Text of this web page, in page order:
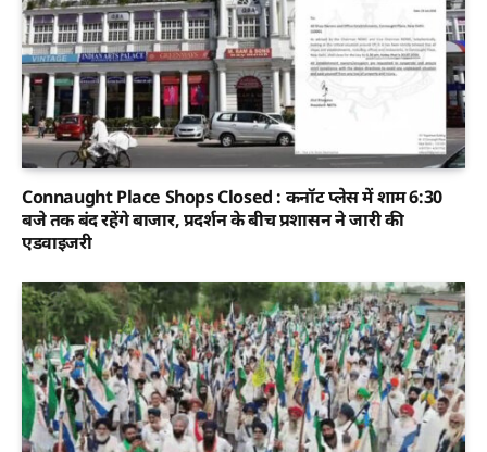
Connaught Place Shops Closed : कनॉट प्लेस में शाम 6:30
बजे तक बंद रहेंगे बाजार, प्रदर्शन के बीच प्रशासन ने जारी की
एडवाइजरी